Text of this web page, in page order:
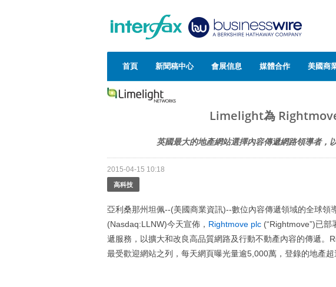
首頁 新聞稿中心 會展信息 媒體合作 美國商
Limelight為
英國最大的地產網站選擇內容傳遞網路領導者，
2015-04-15 10:18
高科技
亞利桑那州坦佩--(美國商業資訊)--數位內容傳遞領域的全球領
(Nasdaq:LLNW)今天宣佈， Rightmove plc (“Rightmove”)已
遞服務，以擴大和改良高品質網路及行動不動產內容的傳遞。
最受歡迎網站之列，每天網頁曝光量逾5,000萬，登錄的地產